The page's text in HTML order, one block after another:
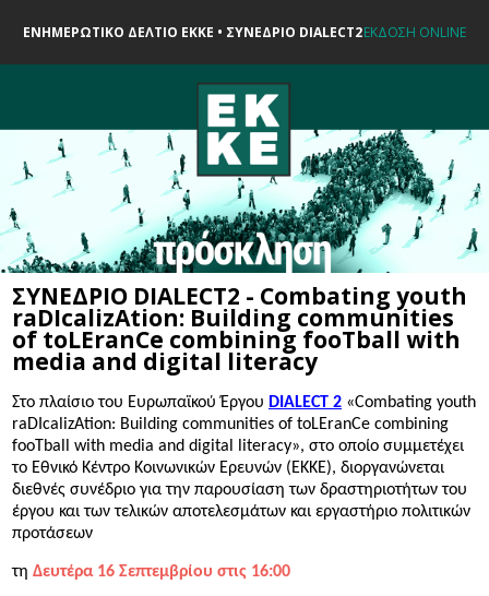
ΕΝΗΜΕΡΩΤΙΚΟ ΔΕΛΤΙΟ ΕΚΚΕ • ΣΥΝΕΔΡΙΟ DIALECT2ΕΚΔΟΣΗ ONLINE
ΣΥΝΕΔΡΙΟ DIALECT2 - Combating youth
raDIcalizAtion: Building communities
of toLEranCe combining fooTball with
media and digital literacy
Στο πλαίσιο του Ευρωπαϊκού Έργου DIALECT 2 «Combating youth
raDIcalizAtion: Building communities of toLEranCe combining
fooTball with media and digital literacy», στο οποίο συμμετέχει
το Εθνικό Κέντρο Κοινωνικών Ερευνών (ΕΚΚΕ), διοργανώνεται
διεθνές συνέδριο για την παρουσίαση των δραστηριοτήτων του
έργου και των τελικών αποτελεσμάτων και εργαστήριο πολιτικών
προτάσεων
τη Δευτέρα 16 Σεπτεμβρίου στις 16:00